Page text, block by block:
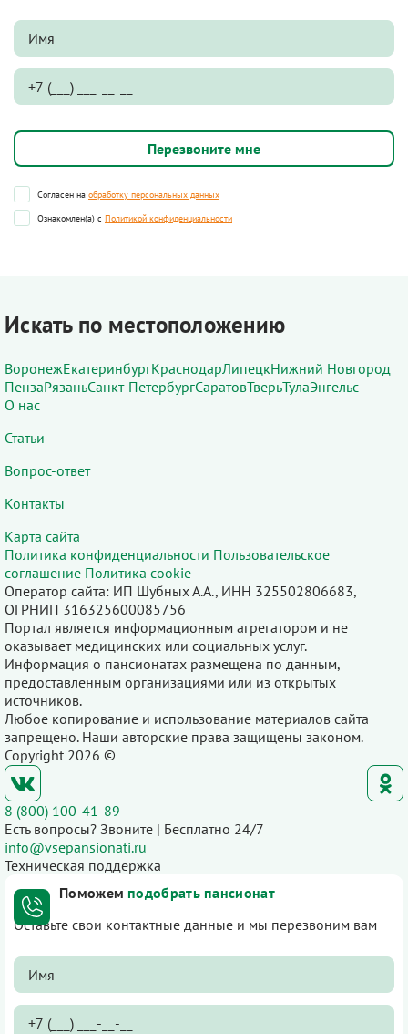
Согласен на обработку персональных данных
Ознакомлен(а) с Политикой конфиденциальности
Искать по местоположению
ВоронежЕкатеринбургКраснодарЛипецкНижний Новгород
ПензаРязаньСанкт-ПетербургСаратовТверьТулаЭнгельс
О нас
Статьи
Вопрос-ответ
Контакты
Карта сайта
Политика конфиденциальности Пользовательское
соглашение Политика cookie
Оператор сайта: ИП Шубных А.А., ИНН 325502806683,
ОГРНИП 316325600085756
Портал является информационным агрегатором и не
оказывает медицинских или социальных услуг.
Информация о пансионатах размещена по данным,
предоставленным организациями или из открытых
источников.
Любое копирование и использование материалов сайта
запрещено. Наши авторские права защищены законом.
Copyright 2026 ©
8 (800) 100-41-89
Есть вопросы? Звоните | Бесплатно 24/7
info@vsepansionati.ru
Техническая поддержка
Поможем подобрать пансионат
Оставьте свои контактные данные и мы перезвоним вам